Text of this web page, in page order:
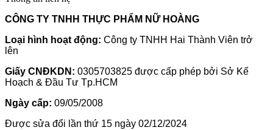
CÔNG TY TNHH THỰC PHẨM NỮ HOÀNG
Loại hình hoạt động: Công ty TNHH Hai Thành Viên trở
lên
Giấy CNĐKDN: 0305703825 được cấp phép bởi Sở Kế
Hoạch & Đầu Tư Tp.HCM
Ngày cấp: 09/05/2008
Được sửa đổi lần thứ 15 ngày 02/12/2024